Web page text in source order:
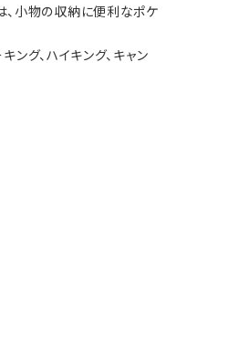
、小物の収納に便利なポケ
ング、ハイキング、キャン